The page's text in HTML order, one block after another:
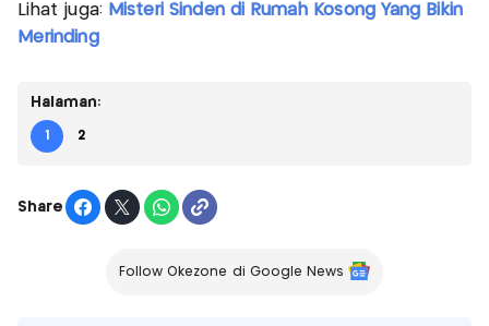
Lihat juga: Misteri Sinden di Rumah Kosong Yang Bikin
Merinding
Halaman:
1 2
Share
Follow Okezone di Google News